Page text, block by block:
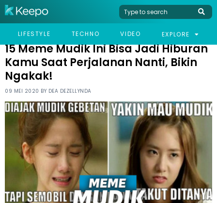
LIFESTYLE TECHNO VIDEO EXPLORE
HOME HUMOR
15 MEME MUDIK INI BISA JADI HIBURAN KAMU SAAT PERJALANAN
15 Meme Mudik Ini Bisa Jadi Hiburan
Kamu Saat Perjalanan Nanti, Bikin
Ngakak!
09 MEI 2020 BY DEA DEZELLYNDA